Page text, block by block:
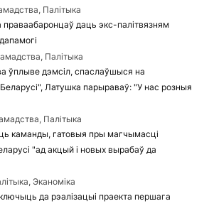
Палітыка
праваабаронцаў даць экс-палітвязням
Палітыка
ўплыве дэмсіл, спаслаўшыся на
Латушка парыраваў: "У нас розныя
Палітыка
каманды, гатовыя пры магчымасці
"ад акцый і новых вырабаў да
Эканоміка
да рэалізацыі праекта першага